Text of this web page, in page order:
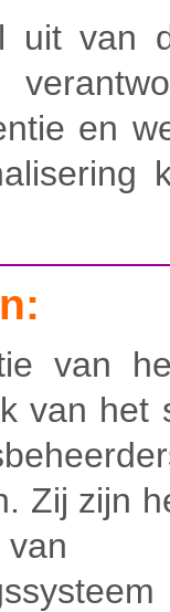
uit van
en
van
van het
Zij zijn
van